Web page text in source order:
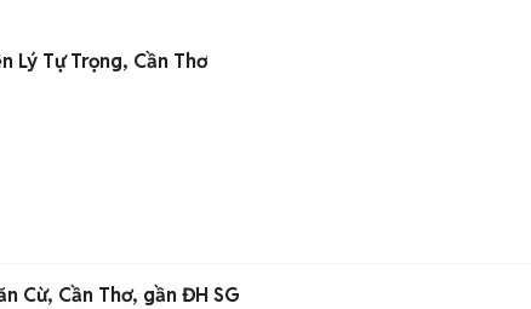
Lý Tự Trọng, Cần Thơ
Cừ, Cần Thơ, gần ĐH SG